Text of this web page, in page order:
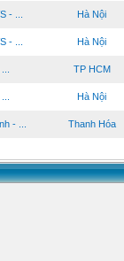
- ... Hà Nội
- ... Hà Nội
TP HCM
Hà Nội
- ... Thanh Hóa